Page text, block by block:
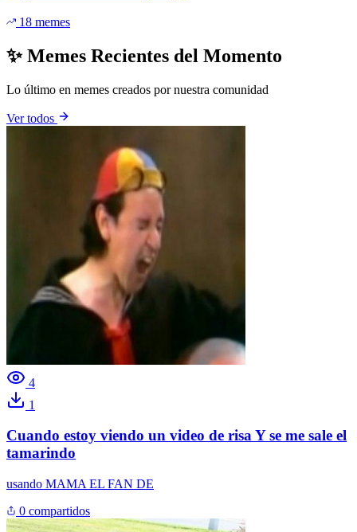
18 memes
✨ Memes Recientes del Momento
Lo último en memes creados por nuestra comunidad
Ver todos
4
1
Cuando estoy viendo un video de risa Y se me sale el
tamarindo
usando MAMA EL FAN DE
0 compartidos